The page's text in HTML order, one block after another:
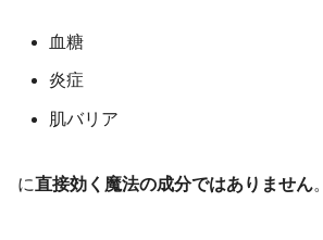
血糖
炎症
肌バリア
に直接効く魔法の成分ではありません。